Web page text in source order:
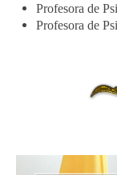
Profesora de
Profesora de